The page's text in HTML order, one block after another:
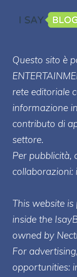
Questo sito è
ENTERT
rete editoriale
informazione
contributo di
settore.
Per pubblicità,
collaborazioni:
This website is
inside the
owned by
For
opportunities: